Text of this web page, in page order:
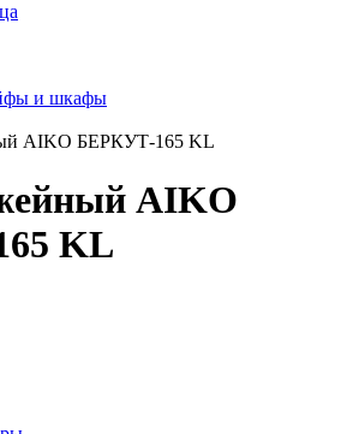
и шкафы
AIKO БЕРКУТ-165 KL
AIKO
KL